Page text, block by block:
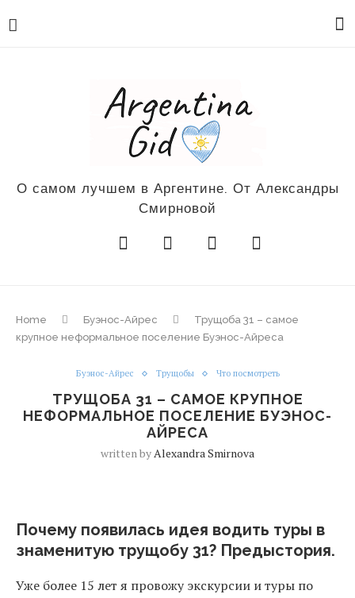
О самом лучшем в Аргентине. От Александры
Смирновой
Home Буэнос-Айрес
Трущоба 31 – самое
крупное неформальное поселение Буэнос-Айреса
Буэнос-Айрес Трущобы Что посмотреть
ТРУЩОБА 31 – САМОЕ КРУПНОЕ
НЕФОРМАЛЬНОЕ ПОСЕЛЕНИЕ БУЭНОС-
АЙРЕСА
written byAlexandra Smirnova
Почему появилась идея водить туры в
знаменитую трущобу 31? Предыстория.
Уже более 15 лет я провожу экскурсии и туры по